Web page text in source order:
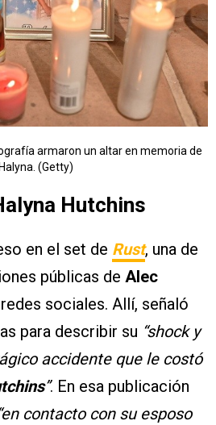
armaron un altar en memoria de
Halyna. (Getty)
Hutchins
en el set de Rust, una de
públicas de Alec
sociales. Allí, señaló
para describir su “shock y
accidente que le costó
”. En esa publicación
contacto con su esposo